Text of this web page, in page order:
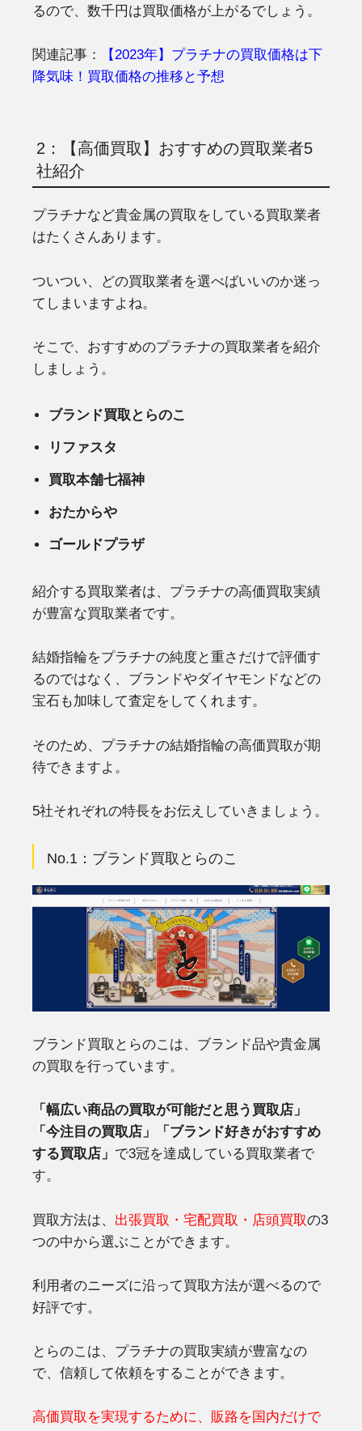
るので、数千円は買取価格が上がるでしょう。
関連記事：
【2023年】プラチナの買取価格は下
降気味！買取価格の推移と予想
2：【高価買取】おすすめの買取業者5
社紹介
プラチナなど貴金属の買取をしている買取業者
はたくさんあります。
ついつい、どの買取業者を選べばいいのか迷っ
てしまいますよね。
そこで、おすすめのプラチナの買取業者を紹介
しましょう。
ブランド買取とらのこ
リファスタ
買取本舗七福神
おたからや
ゴールドプラザ
紹介する買取業者は、プラチナの高価買取実績
が豊富な買取業者です。
結婚指輪をプラチナの純度と重さだけで評価す
るのではなく、ブランドやダイヤモンドなどの
宝石も加味して査定をしてくれます。
そのため、プラチナの結婚指輪の高価買取が期
待できますよ。
5社それぞれの特長をお伝えしていきましょう。
No.1：ブランド買取とらのこ
ブランド買取とらのこは、ブランド品や貴金属
の買取を行っています。
「幅広い商品の買取が可能だと思う買取店」
「今注目の買取店」「ブランド好きがおすすめ
する買取店」 で3冠を達成している買取業者で
す。
買取方法は、 出張買取・宅配買取・店頭買取の3
つの中から選ぶことができます。
利用者のニーズに沿って買取方法が選べるので
好評です。
とらのこは、プラチナの買取実績が豊富なの
で、信頼して依頼をすることができます。
高価買取を実現するために、販路を国内だけで